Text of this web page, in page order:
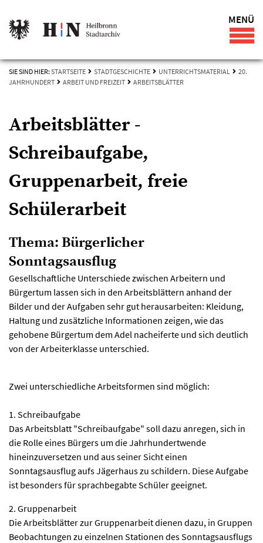
MENÜ
SIE SIND HIER: STARTSEITE STADTGESCHICHTE UNTERRICHTSMATERIAL
20.
JAHRHUNDERT
ARBEIT UND FREIZEIT ARBEITSBLÄTTER
Arbeitsblätter -
Schreibaufgabe,
Gruppenarbeit, freie
Schülerarbeit
Thema: Bürgerlicher
Sonntagsausflug
Gesellschaftliche Unterschiede zwischen Arbeitern und
Bürgertum lassen sich in den Arbeitsblättern anhand der
Bilder und der Aufgaben sehr gut herausarbeiten: Kleidung,
Haltung und zusätzliche Informationen zeigen, wie das
gehobene Bürgertum dem Adel nacheiferte und sich deutlich
von der Arbeiterklasse unterschied.
Zwei unterschiedliche Arbeitsformen sind möglich:
1. Schreibaufgabe
Das Arbeitsblatt "Schreibaufgabe" soll dazu anregen, sich in
die Rolle eines Bürgers um die Jahrhundertwende
hineinzuversetzen und aus seiner Sicht einen
Sonntagsausflug aufs Jägerhaus zu schildern. Diese Aufgabe
ist besonders für sprachbegabte Schüler geeignet.
2. Gruppenarbeit
Die Arbeitsblätter zur Gruppenarbeit dienen dazu, in Gruppen
Beobachtungen zu einzelnen Stationen des Sonntagsausflugs